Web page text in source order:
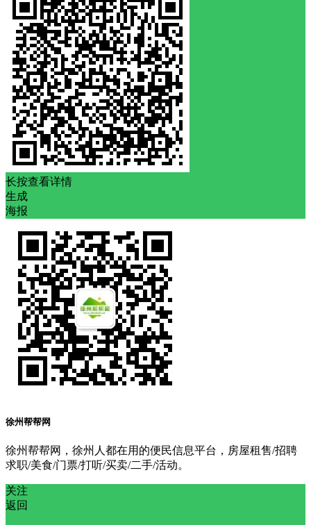
长按查看详情
生成
海报
徐州帮帮网
徐州帮帮网，徐州人都在用的便民信息平台，房屋租售/招聘
求职/美食/门票/打听/买卖/二手/活动。
关注
返回